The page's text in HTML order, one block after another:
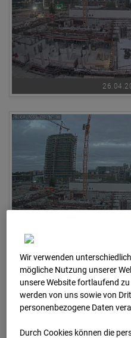
Wir verwenden
mögliche Nutzung unserer
unsere Website fortlaufend
werden von uns sowie von
personenbezogene Daten
Durch Cookies können die